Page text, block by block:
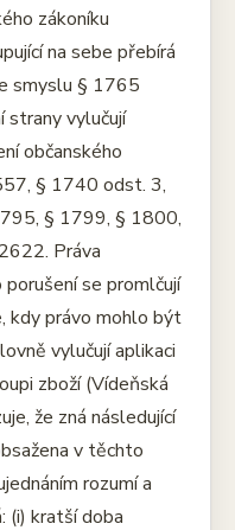
zákoníku
na sebe přebírá
smyslu § 1765
strany vylučují
občanského
§ 1740 odst. 3,
§ 1799, § 1800,
Práva
se promlčují
kdy právo mohlo být
vylučují aplikaci
zboží (Vídeňská
že zná následující
v těchto
rozumí a
(i) kratší doba